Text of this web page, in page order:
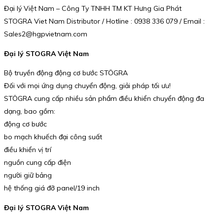
Đại lý Việt Nam – Công Ty TNHH TM KT Hưng Gia Phát
STOGRA Viet Nam Distributor / Hotline : 0938 336 079 / Email :
Sales2@hgpvietnam.com
Đại lý STOGRA Việt Nam
Bộ truyền động động cơ bước STÖGRA
Đối với mọi ứng dụng chuyển động, giải pháp tối ưu!
STÖGRA cung cấp nhiều sản phẩm điều khiển chuyển động đa
dạng, bao gồm:
động cơ bước
bo mạch khuếch đại công suất
điều khiển vị trí
nguồn cung cấp điện
người giữ bảng
hệ thống giá đỡ panel/19 inch
Đại lý STOGRA Việt Nam